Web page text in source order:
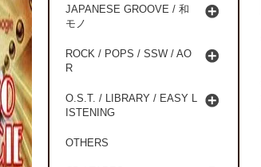
JAPANESE GROOVE / 和
モノ
ROCK / POPS / SSW / AO
R
O.S.T. / LIBRARY / EASY L
ISTENING
OTHERS